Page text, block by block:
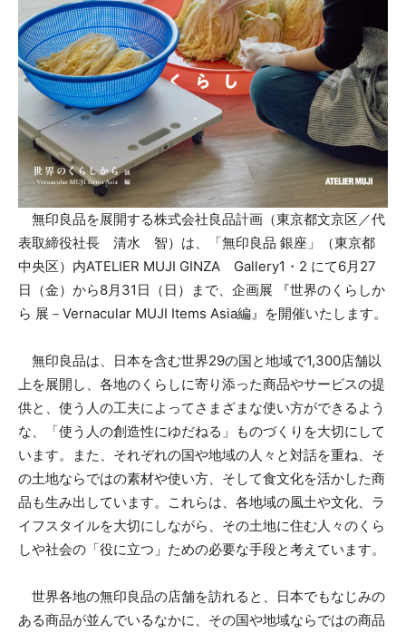
無印良品を展開する株式会社良品計画（東京都文京区／代
表取締役社長 清水 智）は、「無印良品 銀座」（東京都
中央区）内ATELIER MUJI GINZA Gallery1・2 にて6月27
日（金）から8月31日（日）まで、企画展 『世界のくらしか
ら 展－Vernacular MUJI Items Asia編』を開催いたします。
無印良品は、日本を含む世界29の国と地域で1,300店舗以
上を展開し、各地のくらしに寄り添った商品やサービスの提
供と、使う人の工夫によってさまざまな使い方ができるよう
な、「使う人の創造性にゆだねる」ものづくりを大切にして
います。また、それぞれの国や地域の人々と対話を重ね、そ
の土地ならではの素材や使い方、そして食文化を活かした商
品も生み出しています。これらは、各地域の風土や文化、ラ
イフスタイルを大切にしながら、その土地に住む人々のくら
しや社会の「役に立つ」ための必要な手段と考えています。
世界各地の無印良品の店舗を訪れると、日本でもなじみの
ある商品が並んでいるなかに、その国や地域ならではの商品